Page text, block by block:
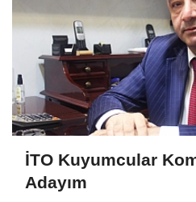
İTO Kuyumcular
Adayım